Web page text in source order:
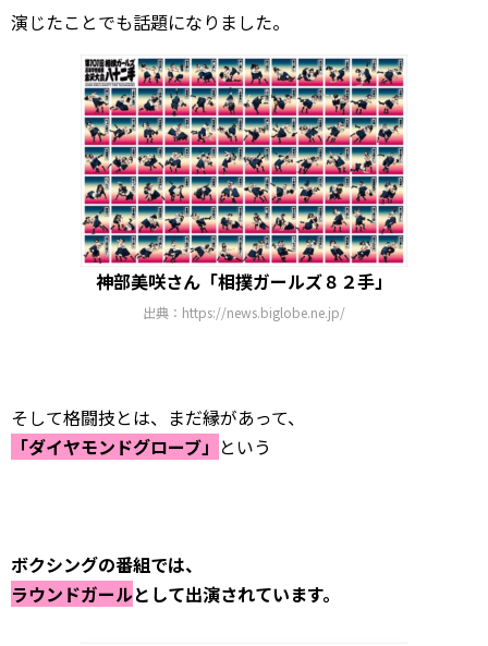
演じたことでも話題になりました。
神部美咲さん「相撲ガールズ８２手」
出典：https://news.biglobe.ne.jp/
そして格闘技とは、まだ縁があって、
「ダイヤモンドグローブ」 という
ボクシングの番組では、
ラウンドガールとして出演されています。